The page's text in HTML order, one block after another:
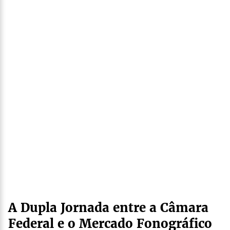
A Dupla Jornada entre a Câmara
Federal e o Mercado Fonográfico